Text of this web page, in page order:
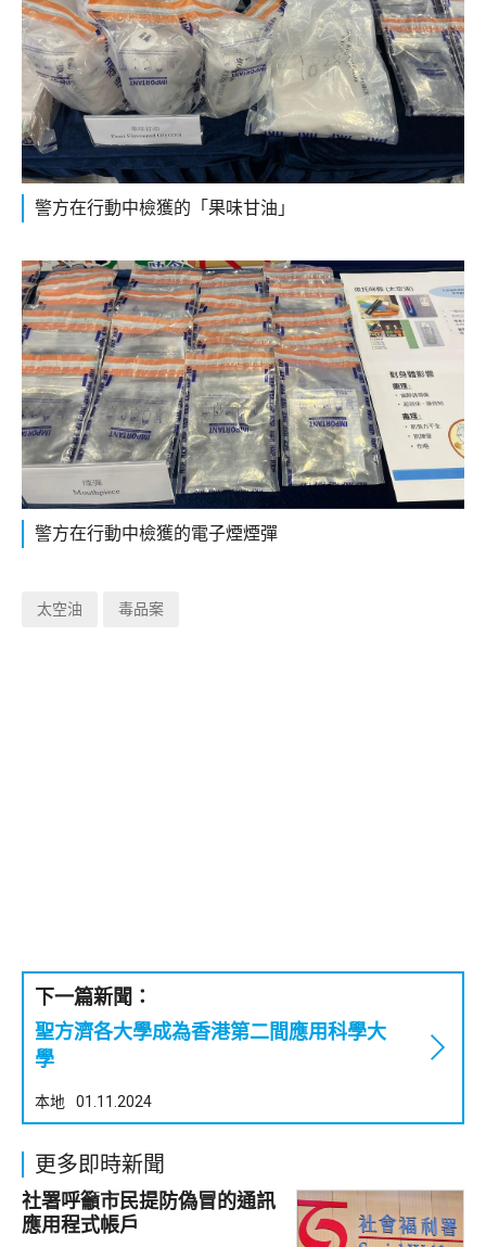
警方在行動中檢獲的「果味甘油」
警方在行動中檢獲的電子煙煙彈
太空油 毒品案
下一篇新聞：
聖方濟各大學成為香港第二間應用科學大
學
本地 01.11.2024
更多即時新聞
社署呼籲市民提防偽冒的通訊
應用程式帳戶